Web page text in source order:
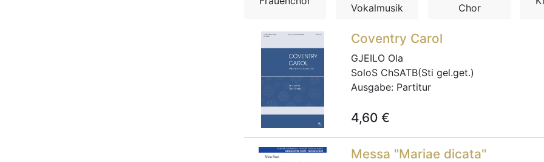
Vokalmusik
Chor
Coventry Carol
GJEILO Ola
SoloS ChSATB(Sti gel.get.)
Ausgabe: Partitur
4,60 €
Messa "Mariae dicata"